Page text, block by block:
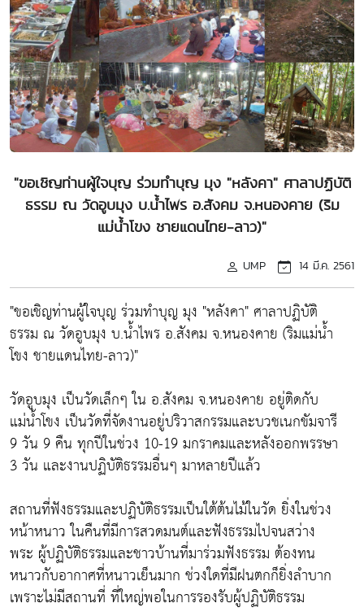
"ขอเชิญท่านผู้ใจบุญ ร่วมทำบุญ มุง "หลังคา" ศาลาปฏิบัติ
ธรรม ณ วัดอูบมุง บ.น้ำไพร อ.สังคม จ.หนองคาย (ริม
แม่น้ำโขง ชายแดนไทย-ลาว)"
UMP 14 มี.ค. 2561
"ขอเชิญท่านผู้ใจบุญ ร่วมทำบุญ มุง "หลังคา" ศาลาปฏิบัติ
ธรรม ณ วัดอูบมุง บ.น้ำไพร อ.สังคม จ.หนองคาย (ริมแม่น้ำ
โขง ชายแดนไทย-ลาว)"
วัดอูบมุง เป็นวัดเล็กๆ ใน อ.สังคม จ.หนองคาย อยู่ติดกับ
แม่น้ำโขง เป็นวัดที่จัดงานอยู่ปริวาสกรรมและบวชเนกขัมจารี
9 วัน 9 คืน ทุกปีในช่วง 10-19 มกราคมและหลังออกพรรษา
3 วัน และงานปฏิบัติธรรมอื่นๆ มาหลายปีแล้ว
สถานที่ฟังธรรมและปฏิบัติธรรมเป็นใต้ต้นไม้ในวัด ยิ่งในช่วง
หน้าหนาว ในคืนที่มีการสวดมนต์และฟังธรรมไปจนสว่าง
พระ ผู้ปฏิบัติธรรมและชาวบ้านที่มาร่วมฟังธรรม ต้องทน
หนาวกับอากาศที่หนาวเย็นมาก ช่วงใดที่มีฝนตกก็ยิ่งลำบาก
เพราะไม่มีสถานที่ ที่ใหญ่พอในการรองรับผู้ปฏิบัติธรรม